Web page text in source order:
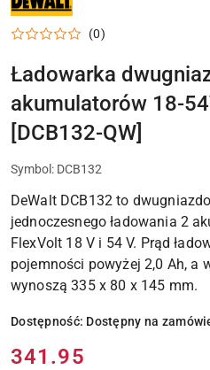
ELEKTRONARZĘDZIA
DEWALT
DO
DOMU
I
MONTAŻOWYCH
(0)
Ładowarka
akumulatorów 18-
[DCB132-QW]
Symbol: DCB132
DeWalt DCB132 to
jednoczesnego ładowania 2
FlexVolt 18 V i 54 V. Prąd
pojemności powyżej 2,0 Ah, a
wynoszą 335 x 80 x 145 mm.
Dostępność: Dostępny na
Cena:
341.95